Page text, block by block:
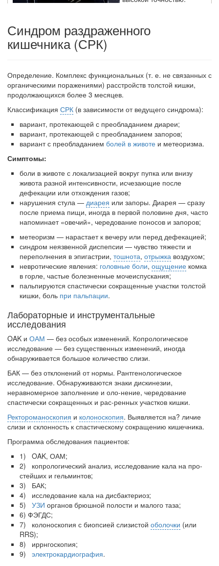
Зарплата врачей в 2018 году превысит средний доход
сообщение о падении
доходов медицинских
ближайшие годы. Она
встрече с журналистами ведущих...
надзору в сфере
здравоохранения озвучила
тревожную статистику. Она
касаются увеличения риска
острой кардиотоксичности и
роста сопутствующих
Закон о праве родителей находиться с детьми в
реанимации внесен в Госдуму
Соответствующий
рассмотрение. Суть его
нахождении одного из
родителей в
больничной палате
бесплатно, в течении всего срока лечения...
Синдром раздраженного
кишечника (СРК)
Определение. Комплекс функциональных (т. е. не свя­занных с
органическими поражениями) расстройств тол­стой кишки,
продолжающихся более 3 месяцев.
Классификация СРК (в зависимости от ведущего син­дрома):
вариант, протекающей с преобладанием диареи;
вариант, протекающей с преобладанием запоров;
вариант с преобладанием болей в животе и метеоризма.
Симптомы:
боли в животе с локализацией вокруг пупка или вни­зу
живота разной интенсивности, исчезающие после
дефекации или отхождения газов;
нарушения стула — диарея или запоры. Диарея — сразу
после приема пищи, иногда в первой половине дня, часто
напоминает «овечий», чередование поносов и запоров;
метеоризм — нарастает к вечеру или перед дефека­цией;
синдром неязвенной диспепсии — чувство тяжести и
переполнения в эпигастрии, тошнота, отрыжка воз­духом;
невротические явления: головные боли, ощущение комка
в горле, частые болезненные мочеиспускания;
пальпируются спастически сокращенные участки тол­стой
кишки, боль при пальпации.
Лабораторные и инструментальные
исследования
OAK и ОАМ — без особых изменений. Копрологическое
исследование — без существенных изменений, иногда
обнаруживается большое количество слизи.
БАК — без отклонений от нормы. Рантгенологическое
исследование. Обнаруживаются знаки дискинезии,
неравномерное заполнение и оло-нение, чередование
спастически сокращенных и рас-ренных участков кишки.
Ректороманоскопия и колоноскопия. Выявляется на? личие
слизи и склонность к спастическому сокращению кишечника.
Программа обследования пациентов:
1) OAK, ОАМ;
2) копрологический анализ, исследование кала на про­
стейших и гельминтов;
3) БАК;
4) исследование кала на дисбактериоз;
5) УЗИ органов брюшной полости и малого таза;
6) ФЭГДС;
7) колоноскопия с биопсией слизистой оболочки (или
RRS);
8) иррнгоскопия;
9) электрокардиография.